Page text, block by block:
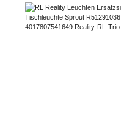
Bildergalerie überspringen